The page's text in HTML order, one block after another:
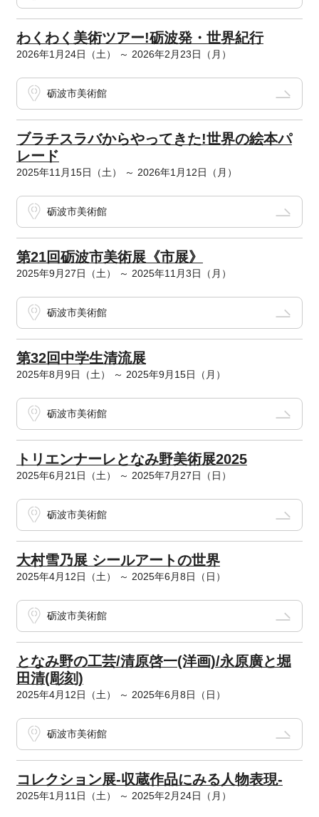
わくわく美術ツアー!砺波発・世界紀行
2026年1月24日（土） ～ 2026年2月23日（月）
砺波市美術館
ブラチスラバからやってきた!世界の絵本パ
レード
2025年11月15日（土） ～ 2026年1月12日（月）
砺波市美術館
第21回砺波市美術展《市展》
2025年9月27日（土） ～ 2025年11月3日（月）
砺波市美術館
第32回中学生清流展
2025年8月9日（土） ～ 2025年9月15日（月）
砺波市美術館
トリエンナーレとなみ野美術展2025
2025年6月21日（土） ～ 2025年7月27日（日）
砺波市美術館
大村雪乃展 シールアートの世界
2025年4月12日（土） ～ 2025年6月8日（日）
砺波市美術館
となみ野の工芸/清原啓一(洋画)/永原廣と堀
田清(彫刻)
2025年4月12日（土） ～ 2025年6月8日（日）
砺波市美術館
コレクション展-収蔵作品にみる人物表現-
2025年1月11日（土） ～ 2025年2月24日（月）